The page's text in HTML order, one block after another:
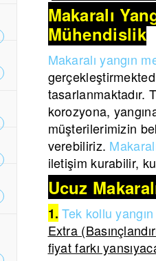
Makaralı
Mühendislik
Makaralı yangın
tasarlanmaktadır.
korozyona,
müşterilerimizin
verebiliriz.
iletişim kurabilir,
Ucuz
1. Tek kollu
Extra
fiyat farkı